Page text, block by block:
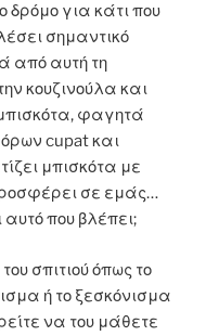
δρόμο για κάτι που
σημαντικό
από αυτή τη
κουζινούλα και
φαγητά
cupat και
μπισκότα με
σε εμάς…
αυτό που βλέπει;
σπιτιού όπως το
ή το ξεσκόνισμα
να του μάθετε